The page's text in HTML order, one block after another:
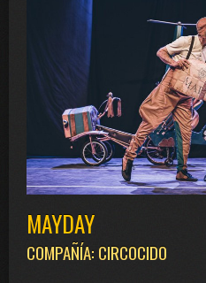
MAYDAY
COMPAÑÍA: CIRCOCIDO